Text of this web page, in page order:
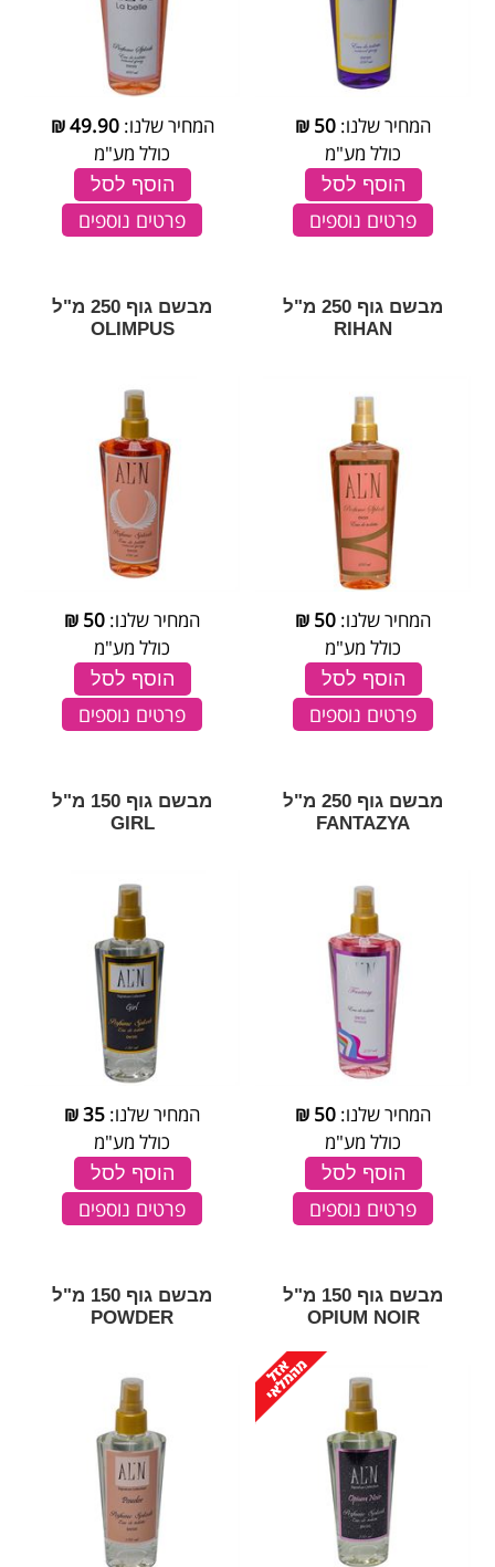
המחיר שלנו: 50
₪
כולל מע"מ
הוסף לסל
פרטים נוספים
המחיר שלנו:49.90
₪
כולל מע"מ
הוסף לסל
פרטים נוספים
מבשם גוף 250 מ"ל
RIHAN
המחיר שלנו: 50
₪
כולל מע"מ
הוסף לסל
פרטים נוספים
מבשם גוף 250 מ"ל
OLIMPUS
המחיר שלנו: 50
₪
כולל מע"מ
הוסף לסל
פרטים נוספים
מבשם גוף 250 מ"ל
FANTAZYA
המחיר שלנו: 50
₪
כולל מע"מ
הוסף לסל
פרטים נוספים
מבשם גוף 150 מ"ל
GIRL
המחיר שלנו: 35
₪
כולל מע"מ
הוסף לסל
פרטים נוספים
מבשם גוף 150 מ"ל
OPIUM NOIR
מבשם גוף 150 מ"ל
POWDER